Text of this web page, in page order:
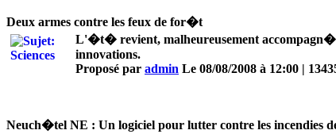
Deux armes contre les feux de for�t
L'�t� revient, malheureusement accompagn�
innovations.
Proposé par admin Le 08/08/2008 à 12:00 |
Neuch�tel NE : Un logiciel pour lutter contre les incendies